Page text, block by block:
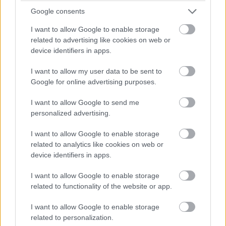
Google consents
I want to allow Google to enable storage
related to advertising like cookies on web or
device identifiers in apps.
I want to allow my user data to be sent to
Google for online advertising purposes.
I want to allow Google to send me
personalized advertising.
I want to allow Google to enable storage
related to analytics like cookies on web or
device identifiers in apps.
I want to allow Google to enable storage
related to functionality of the website or app.
I want to allow Google to enable storage
related to personalization.
Most újabb indokot kaptunk arra, hogy miért érdemes
inkább kikapcsolni az asszisztenseket, vagy legalábbis
letiltani a mikrofonon keresztüli folyamatos
hallgatózásukat. A Berkeley Egyetem és a Georgetown
hangján keresztül is adhatóak álcázott parancsok a
nézők készülékeinek, ugyanis az utasítások eltorzítása
és háttérzajba mosása ellenére a készülékek
megérthetik azokat.